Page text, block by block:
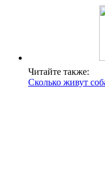
Читайте также:
Сколько живут